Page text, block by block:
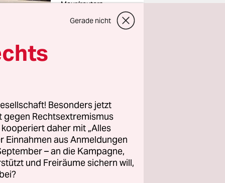
Mour/reuters
und
Gerade nicht
Besonders jetzt
gegen Rechtsextremismus
daher mit „Alles
Einnahmen aus Anmeldungen
– an die Kampagne,
und Freiräume sichern will,